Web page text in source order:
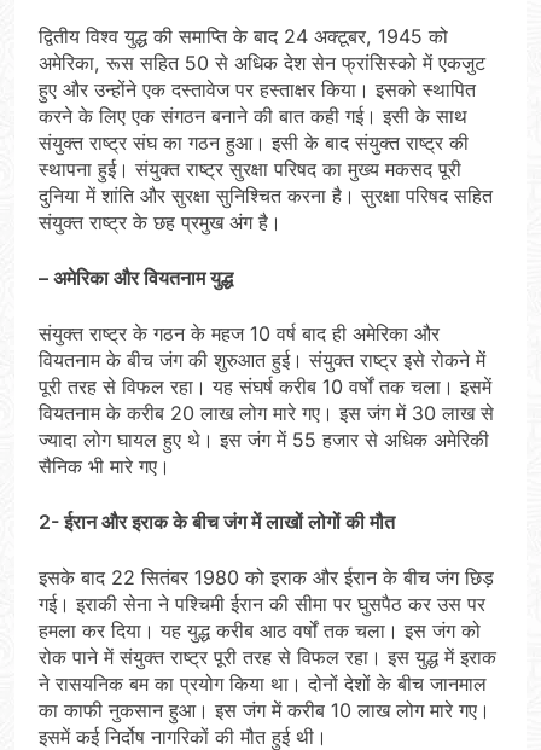
द्वितीय विश्‍व युद्ध की समाप्ति के बाद 24 अक्‍टूबर, 1945 को
अमेरिका, रूस सहित 50 से अधिक देश सेन फ्रांसिस्‍को में एकजुट
हुए और उन्‍होंने एक दस्‍तावेज पर हस्‍ताक्षर किया। इसको स्‍थापित
करने के लिए एक संगठन बनाने की बात कही गई। इसी के साथ
संयुक्‍त राष्‍ट्र संघ का गठन हुआ। इसी के बाद संयुक्‍त राष्‍ट्र की
स्‍थापना हुई। संयुक्‍त राष्‍ट्र सुरक्षा परिषद का मुख्‍य मकसद पूरी
दुनिया में शांति और सुरक्षा सुनिश्चित करना है। सुरक्षा परिषद सहित
संयुक्‍त राष्‍ट्र के छह प्रमुख अंग है।
– अमेरिका और वियतनाम युद्ध
संयुक्‍त राष्‍ट्र के गठन के महज 10 वर्ष बाद ही अमेरिका और
वियतनाम के बीच जंग की शुरुआत हुई। संयुक्‍त राष्‍ट्र इसे रोकने में
पूरी तरह से विफल रहा। यह संघर्ष करीब 10 वर्षों तक चला। इसमें
वियतनाम के करीब 20 लाख लोग मारे गए। इस जंग में 30 लाख से
ज्‍यादा लोग घायल हुए थे। इस जंग में 55 हजार से अधिक अमेरिकी
सैनिक भी मारे गए।
2- ईरान और इराक के बीच जंग में लाखों लोगों की मौत
इसके बाद 22 सितंबर 1980 को इराक और ईरान के बीच जंग छिड़
गई। इराकी सेना ने पश्चिमी ईरान की सीमा पर घुसपैठ कर उस पर
हमला कर दिया। यह युद्ध करीब आठ वर्षों तक चला। इस जंग को
रोक पाने में संयुक्‍त राष्‍ट्र पूरी तरह से विफल रहा। इस युद्ध में इराक
ने रासयनिक बम का प्रयोग किया था। दोनों देशों के बीच जानमाल
का काफी नुकसान हुआ। इस जंग में करीब 10 लाख लोग मारे गए।
इसमें कई निर्दोष नागरिकों की मौत हुई थी।